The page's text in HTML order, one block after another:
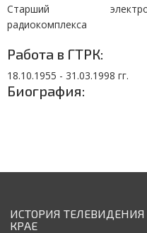
Старший
радиокомплекса
Работа в ГТРК:
18.10.1955 - 31.03.1998 гг.
Биография:
ИСТОРИЯ
КРАЕ